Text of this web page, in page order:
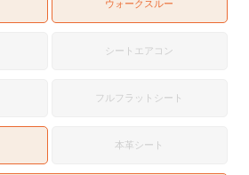
ウォークスルー
シートエアコン
フルフラットシート
本革シート